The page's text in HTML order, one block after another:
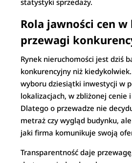
statystyki sprzedaży.
Rola jawności cen
przewagi
Rynek nieruchomości jest dziś
konkurencyjny niż
wyboru dziesiątki inwestycji w
lokalizacjach, w zbliżonej cenie
Dlatego o przewadze nie
metraż czy wygląd budynku,
jaki firma komunikuje swoją
Transparentność daje